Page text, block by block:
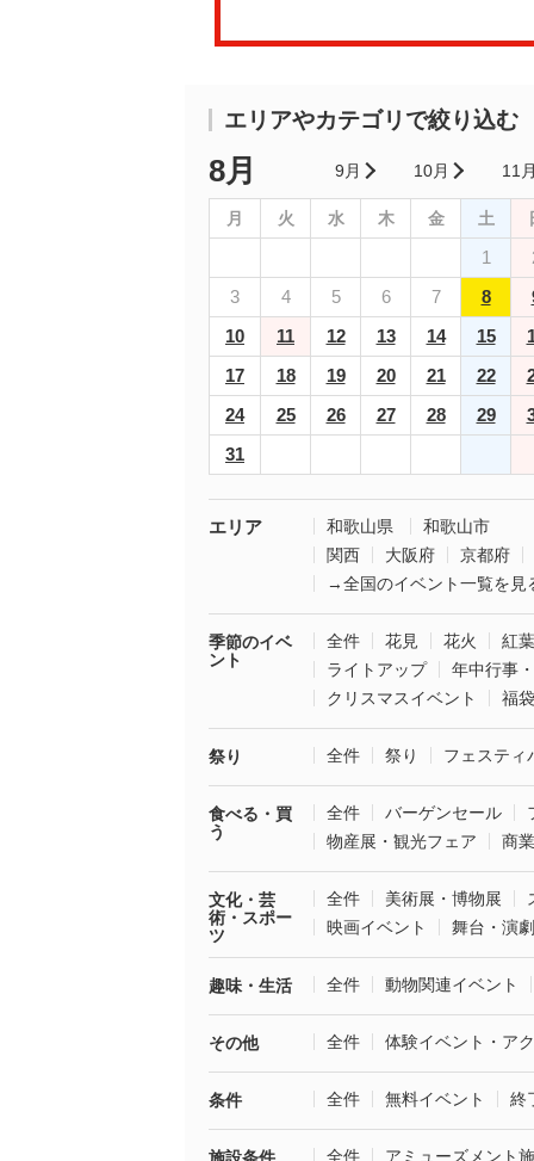
エリアやカテゴリで絞り込む
8月 9月 10月 11
月 火 水 木 金 土
1
3
4 5 6 7 8
10
11 12 13 14 15
17
18 19 20 21 22
24
25 26 27 28 29
31
エリア 和歌山県
和歌山市
関西
大阪府
京都府
→全国のイベント一覧を見
季節のイベ
ント
全件 花見 花火
紅葉
ライトアップ
年中行事
クリスマスイベント
福
祭り 全件 祭り フェスティ
食べる・買
う
全件 バーゲンセール
物産展・観光フェア
商
文化・芸
術・スポー
ツ
全件 美術展・博物展
映画イベント
舞台・演劇
趣味・生活 全件 動物関連イベント
その他 全件 体験イベント・ア
条件 全件 無料イベント 終
全件 アミューズメント